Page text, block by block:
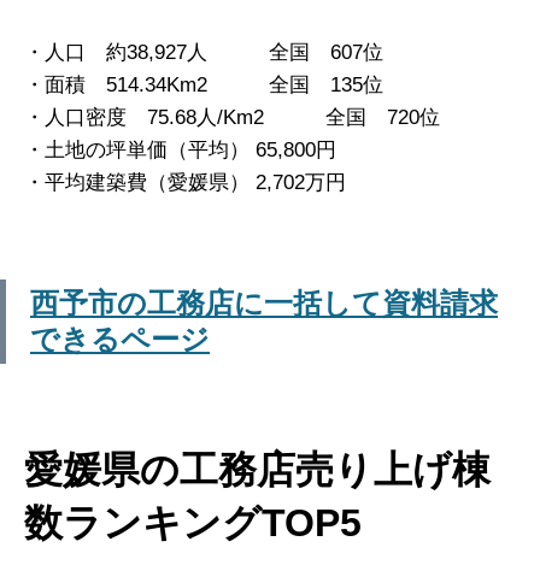
・人口 約38,927人 全国 607位
・面積 514.34Km2 全国 135位
・人口密度 75.68人/Km2 全国 720位
・土地の坪単価（平均） 65,800円
・平均建築費（愛媛県） 2,702万円
西予市の工務店に一括して資料請求
できるページ
愛媛県の工務店売り上げ棟
数ランキングTOP5